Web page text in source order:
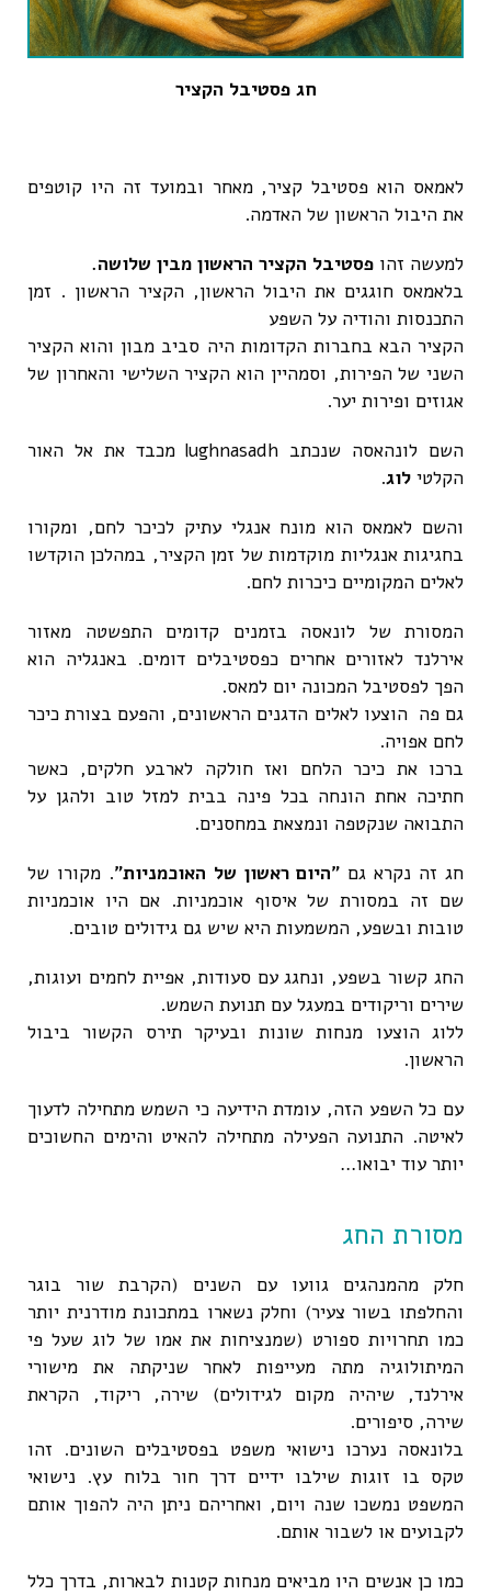
חג פסטיבל הקציר
לאמאס הוא פסטיבל קציר, מאחר ובמועד זה היו קוטפים
את היבול הראשון של האדמה.
למעשה זהו פסטיבל הקציר הראשון מבין שלושה.
בלאמאס חוגגים את היבול הראשון, הקציר הראשון . זמן
התכנסות והודיה על השפע
הקציר הבא בחברות הקדומות היה סביב מבון והוא הקציר
השני של הפירות, וסמהיין הוא הקציר השלישי והאחרון של
אגוזים ופירות יער.
השם לונהאסה שנכתב lughnasadh מכבד את אל האור
הקלטי לוג.
והשם לאמאס הוא מונח אנגלי עתיק לכיכר לחם, ומקורו
בחגיגות אנגליות מוקדמות של זמן הקציר, במהלכן הוקדשו
לאלים המקומיים כיכרות לחם.
המסורת של לונאסה בזמנים קדומים התפשטה מאזור
אירלנד לאזורים אחרים כפסטיבלים דומים. באנגליה הוא
הפך לפסטיבל המכונה יום למאס.
גם פה הוצעו לאלים הדגנים הראשונים, והפעם בצורת כיכר
לחם אפויה.
ברכו את כיכר הלחם ואז חולקה לארבע חלקים, כאשר
חתיכה אחת הונחה בכל פינה בבית למזל טוב ולהגן על
התבואה שנקטפה ונמצאת במחסנים.
חג זה נקרא גם "היום ראשון של האוכמניות". מקורו של
שם זה במסורת של איסוף אוכמניות. אם היו אוכמניות
טובות ובשפע, המשמעות היא שיש גם גידולים טובים.
החג קשור בשפע, ונחגג עם סעודות, אפיית לחמים ועוגות,
שירים וריקודים במעגל עם תנועת השמש.
ללוג הוצעו מנחות שונות ובעיקר תירס הקשור ביבול
הראשון.
עם כל השפע הזה, עומדת הידיעה כי השמש מתחילה לדעוך
לאיטה. התנועה הפעילה מתחילה להאיט והימים החשוכים
יותר עוד יבואו…
מסורת החג
חלק מהמנהגים גוועו עם השנים (הקרבת שור בוגר
והחלפתו בשור צעיר) וחלק נשארו במתכונת מודרנית יותר
כמו תחרויות ספורט (שמנציחות את אמו של לוג שעל פי
המיתולוגיה מתה מעייפות לאחר שניקתה את מישורי
אירלנד, שיהיה מקום לגידולים) שירה, ריקוד, הקראת
שירה, סיפורים.
בלונאסה נערכו נישואי משפט בפסטיבלים השונים. זהו
טקס בו זוגות שילבו ידיים דרך חור בלוח עץ. נישואי
המשפט נמשכו שנה ויום, ואחריהם ניתן היה להפוך אותם
לקבועים או לשבור אותם.
כמו כן אנשים היו מביאים מנחות קטנות לבארות, בדרך כלל